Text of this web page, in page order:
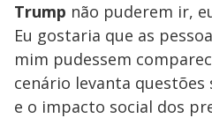
Trump não puderem ir,
Eu gostaria que as
mim pudessem
cenário levanta questões
e o impacto social dos